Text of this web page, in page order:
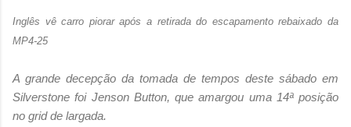
Inglês vê carro piorar após a retirada do escapamento rebaixado da
MP4-25
A grande decepção da tomada de tempos deste sábado em
Silverstone foi Jenson Button, que amargou uma 14ª posição
no grid de largada.